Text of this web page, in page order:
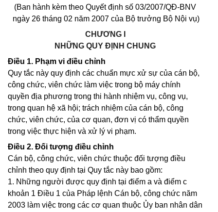
(Ban hành kèm theo Quyết định số 03/2007/QĐ-BNV
ngày 26 tháng 02 năm 2007 của Bộ trưởng Bộ Nội vụ)
CHƯƠNG I
NHỮNG QUY ĐỊNH CHUNG
Điều 1. Phạm vi điều chỉnh
Quy tắc này quy định các chuẩn mực xử sự của cán bộ,
công chức, viên chức làm việc trong bộ máy chính
quyền địa phương trong thi hành nhiệm vụ, công vụ,
trong quan hệ xã hội; trách nhiệm của cán bộ, công
chức, viên chức, của cơ quan, đơn vị có thẩm quyền
trong việc thực hiện và xử lý vi phạm.
Điều 2. Đối tượng điều chỉnh
Cán bộ, công chức, viên chức thuộc đối tượng điều
chỉnh theo quy định tại Quy tắc này bao gồm:
1. Những người được quy định tại điểm a và điểm c
khoản 1 Điều 1 của Pháp lệnh Cán bộ, công chức năm
2003 làm việc trong các cơ quan thuộc Ủy ban nhân dân